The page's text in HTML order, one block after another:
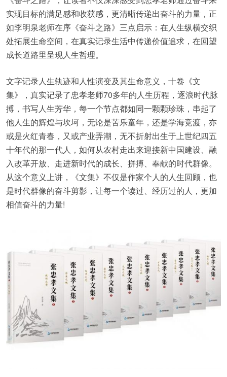
实现目标的满足感和收获感，更清晰传递出奋斗的力量，正
如李明泉老师在序《奋斗之路》三点启示：在人生纵横交织
处拓展生命空间，在真实记录生活中传递价值追求，在回望
成长道路里呈现人生哲理。
文字记录人生轨迹和人性演变及其生命意义，十卷《文
集》，真实记录了忠孝老师70多年的人生历程，逐浪时代脉
搏，书写人生芳华，每一个节点都如同一颗颗珍珠，串起了
他人生的辉煌与坎坷，无论是苦乐童年，还是学海竞渡，亦
或是火红青春，又或产业弄潮，无不折射出生于上世纪四五
十年代的那一代人，如何从农村走出来迎接新中国建设、融
入改革开放、走进新时代的成长、拼搏、奉献的时代群像。
从这个意义上讲，《文集》不仅是作家个人的人生回顾，也
是时代群像的奋斗剪影，让每一个读过、经历过的人，更加
相信奋斗的力量!